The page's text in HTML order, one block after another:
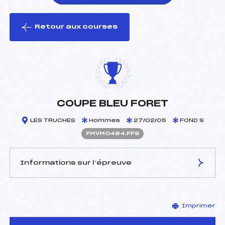
le ski
Retour aux courses
COUPE BLEU FORET
LES TRUCHES Hommes 27/02/05 FOND S
FMVM0464.FFS
Informations sur l’épreuve
KIENTZY FRANCIS (MV)
D.T Adjoint :
THIERY JEROME (MV)
Imprimer